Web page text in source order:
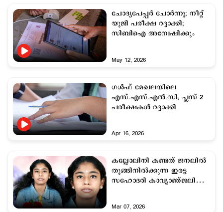
ചോദ്യപേപ്പര്‍ ചോര്‍ന്നു; നീറ്റ്
യുജി പരീക്ഷ റദ്ദാക്കി;
സിബിഐ അന്വേഷിക്കും
May 12, 2026
ഗള്‍ഫ് മേഖലയിലെ
എസ്.എസ്.എല്‍.സി, പ്ലസ് 2
പരീക്ഷകള്‍ റദ്ദാക്കി
Apr 16, 2026
കല്ലോലിനി കണ്ടത് ജനലില്‍
തൂങ്ങിനില്‍ക്കുന്ന ഇരട്ട
സഹോദരി കാവ്യാഞ്ജലിയെ;
Mar 07, 2026